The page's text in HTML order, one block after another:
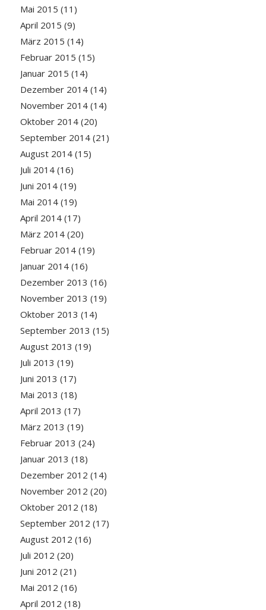
Mai 2015 (11)
April 2015 (9)
März 2015 (14)
Februar 2015 (15)
Januar 2015 (14)
Dezember 2014(14)
November 2014(14)
Oktober 2014(20)
September 2014(21)
August 2014(15)
Juli 2014(16)
Juni 2014(19)
Mai 2014(19)
April 2014(17)
März 2014(20)
Februar 2014(19)
Januar 2014(16)
Dezember 2013 (16)
November 2013 (19)
Oktober 2013 (14)
September 2013 (15)
August 2013 (19)
Juli 2013 (19)
Juni 2013 (17)
Mai 2013 (18)
April 2013 (17)
März 2013 (19)
Februar 2013 (24)
Januar 2013 (18)
Dezember 2012 (14)
November 2012 (20)
Oktober 2012 (18)
September 2012 (17)
August 2012 (16)
Juli 2012 (20)
Juni 2012 (21)
Mai 2012 (16)
April 2012 (18)